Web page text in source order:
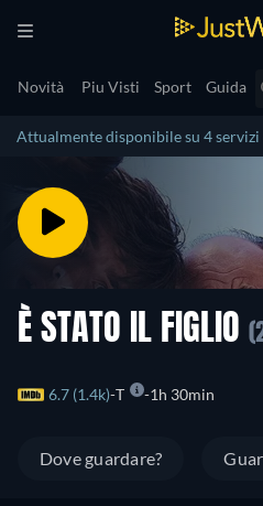
Novità Piu Visti Sport Guida
Attualmente disponibile su 4 servizi
È STATO IL FIGLIO
6.7 (1.4k) T 1h 30min
Dove guardare?